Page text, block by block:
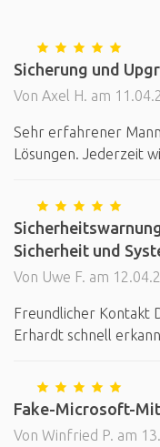
Sicherung und
Von Axel H. am
Sehr erfahrener
Lösungen. Jederzeit
Sicherheit und
Von Uwe F. am
Freundlicher Kontakt
Erhardt schnell
Fake-Microsoft-
Von Winfried P. am